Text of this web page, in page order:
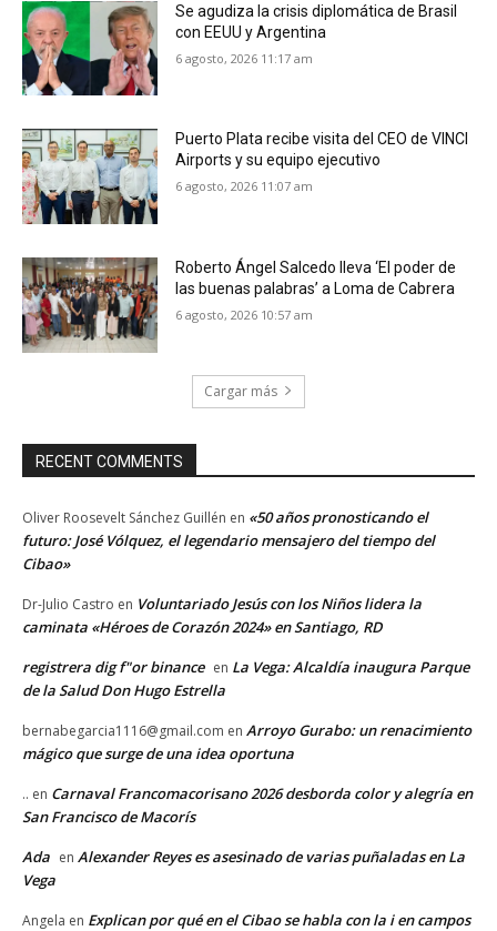
Se agudiza la crisis diplomática de Brasil
con EEUU y Argentina
6 agosto, 2026 11:17 am
Puerto Plata recibe visita del CEO de VINCI
Airports y su equipo ejecutivo
6 agosto, 2026 11:07 am
Roberto Ángel Salcedo lleva ‘El poder de
las buenas palabras’ a Loma de Cabrera
6 agosto, 2026 10:57 am
Cargar más
RECENT COMMENTS
Oliver Roosevelt Sánchez Guillén en «50 años pronosticando el
futuro: José Vólquez, el legendario mensajero del tiempo del
Cibao»
Dr-Julio Castro en Voluntariado Jesús con los Niños lidera la
caminata «Héroes de Corazón 2024» en Santiago, RD
registrera dig f"or binance en La Vega: Alcaldía inaugura Parque
de la Salud Don Hugo Estrella
bernabegarcia1116@gmail.com en Arroyo Gurabo: un renacimiento
mágico que surge de una idea oportuna
.. en Carnaval Francomacorisano 2026 desborda color y alegría en
San Francisco de Macorís
Ada en Alexander Reyes es asesinado de varias puñaladas en La
Vega
Angela en Explican por qué en el Cibao se habla con la i en campos